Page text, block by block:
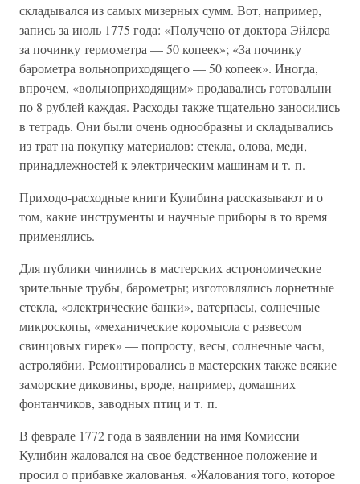
складывался из самых мизерных сумм. Вот, например,
запись за июль 1775 года: «Получено от доктора Эйлера
за починку термометра — 50 копеек»; «За починку
барометра вольноприходящего — 50 копеек». Иногда,
впрочем, «вольноприходящим» продавались готовальни
по 8 рублей каждая. Расходы также тщательно заносились
в тетрадь. Они были очень однообразны и складывались
из трат на покупку материалов: стекла, олова, меди,
принадлежностей к электрическим машинам и т. п.
Приходо-расходные книги Кулибина рассказывают и о
том, какие инструменты и научные приборы в то время
применялись.
Для публики чинились в мастерских астрономические
зрительные трубы, барометры; изготовлялись лорнетные
стекла, «электрические банки», ватерпасы, солнечные
микроскопы, «механические коромысла с развесом
свинцовых гирек» — попросту, весы, солнечные часы,
астролябии. Ремонтировались в мастерских также всякие
заморские диковины, вроде, например, домашних
фонтанчиков, заводных птиц и т. п.
В феврале 1772 года в заявлении на имя Комиссии
Кулибин жаловался на свое бедственное положение и
просил о прибавке жалованья. «Жалования того, которое